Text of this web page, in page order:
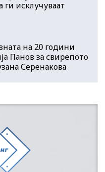
исклучуваат
на 20 години
Панов за свирепото
Серенакова